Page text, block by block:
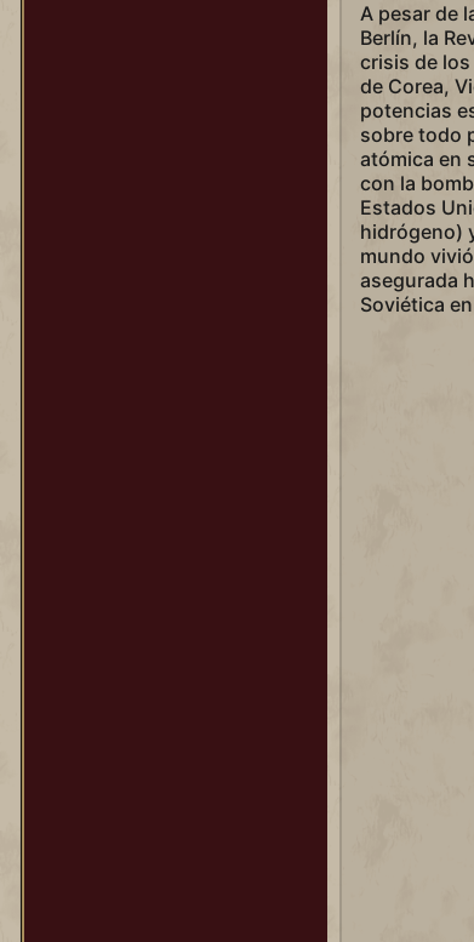
A pesar de
Berlín, la
crisis de
de Corea,
potencias
sobre todo
atómica en
con la
Estados
hidrógeno)
mundo
asegurada
Soviética